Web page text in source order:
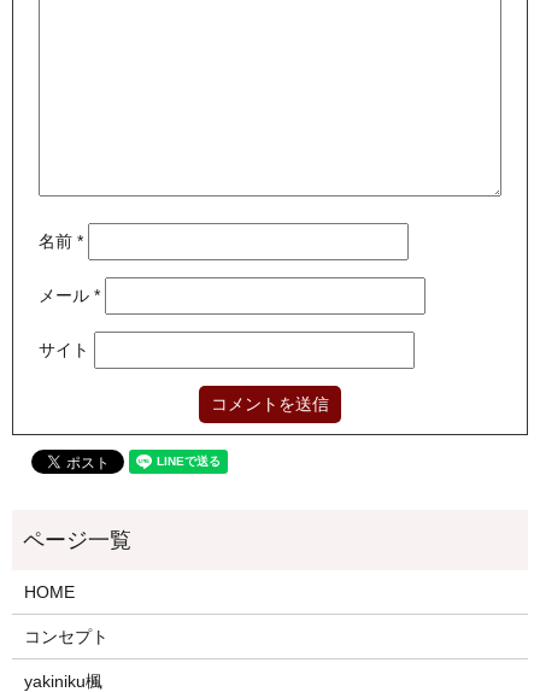
名前*
メール*
サイト
HOME
コンセプト
yakiniku楓